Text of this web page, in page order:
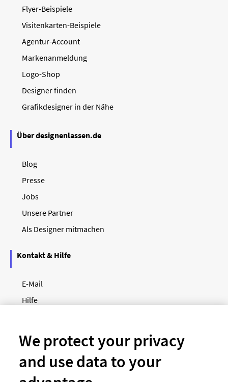
Flyer-Beispiele
Visitenkarten-Beispiele
Agentur-Account
Markenanmeldung
Logo-Shop
Designer finden
Grafikdesigner in der Nähe
Über designenlassen.de
Blog
Presse
Jobs
Unsere Partner
Als Designer mitmachen
Kontakt & Hilfe
E-Mail
Hilfe
Unsere Zahlungsarten
We protect your privacy
and use data to your